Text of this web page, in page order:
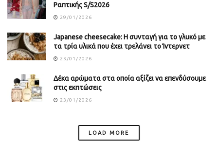
Ραπτικής S/S2026
29/01/2026
Japanese cheesecake: Η συνταγή για το γλυκό με
τα τρία υλικά που έχει τρελάνει το Ίντερνετ
23/01/2026
Δέκα αρώματα στα οποία αξίζει να επενδύσουμε
στις εκπτώσεις
23/01/2026
LOAD MORE